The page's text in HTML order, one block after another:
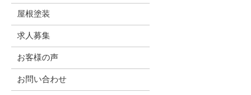
屋根塗装
求人募集
お客様の声
お問い合わせ